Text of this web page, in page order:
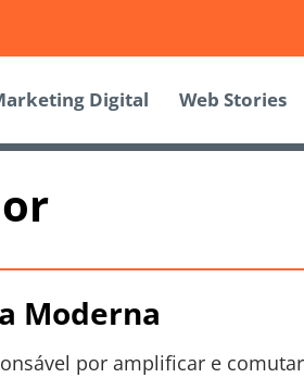
Digital Web Stories
Moderna
por amplificar e comutar